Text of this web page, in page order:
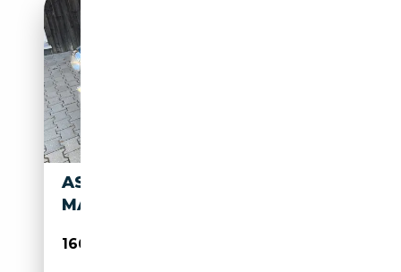
ASTON MARTIN DB DB 2/4
MARK III *TICKFORD BODY *
166 900€